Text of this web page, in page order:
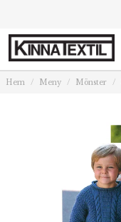
Hem Meny Mönster